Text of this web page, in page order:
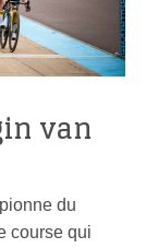
van
du
course qui